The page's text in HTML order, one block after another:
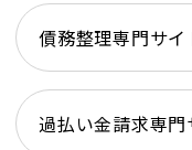
債務整理専門サイ
過払い金請求専門